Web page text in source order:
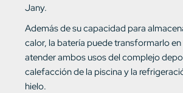
Jany.
Además de su capacidad para
calor, la batería puede transformarlo
atender ambos usos del complejo
calefacción de la piscina y la
hielo.